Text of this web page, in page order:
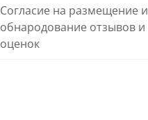
Согласие на размещение и
обнародование отзывов и
оценок